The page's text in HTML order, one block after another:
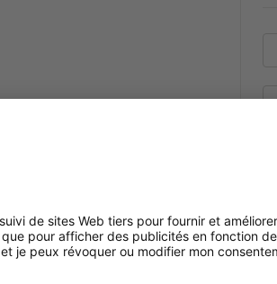
sa philosophie initiale, qui la
sur la place.
Immo offre aujourd’hui